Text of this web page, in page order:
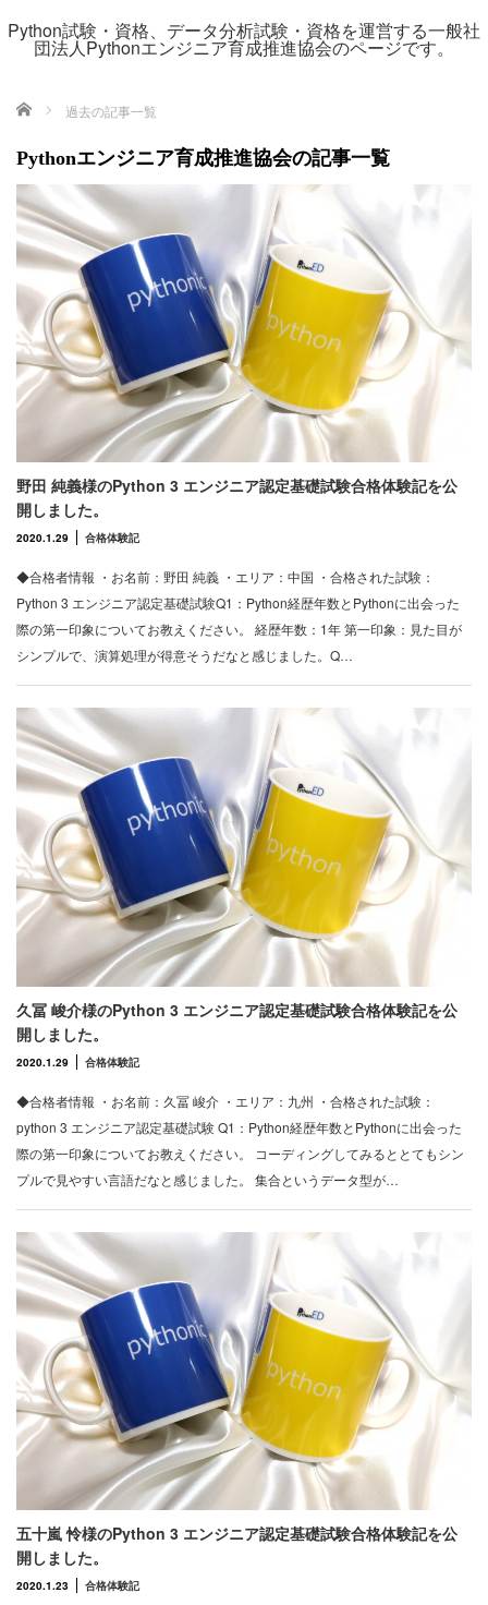
Python試験・資格、データ分析試験・資格を運営する一般社
団法人Pythonエンジニア育成推進協会のページです。
ホーム 過去の記事一覧
Pythonエンジニア育成推進協会の記事一覧
野田 純義様のPython 3 エンジニア認定基礎試験合格体験記を公
開しました。
2020.1.29 合格体験記
◆合格者情報 ・お名前：野田 純義 ・エリア：中国 ・合格された試験：
Python 3 エンジニア認定基礎試験Q1：Python経歴年数とPythonに出会った
際の第一印象についてお教えください。 経歴年数：1年 第一印象：見た目が
シンプルで、演算処理が得意そうだなと感じました。Q…
久冨 峻介様のPython 3 エンジニア認定基礎試験合格体験記を公
開しました。
2020.1.29 合格体験記
◆合格者情報 ・お名前：久冨 峻介 ・エリア：九州 ・合格された試験：
python 3 エンジニア認定基礎試験 Q1：Python経歴年数とPythonに出会った
際の第一印象についてお教えください。 コーディングしてみるととてもシン
プルで見やすい言語だなと感じました。 集合というデータ型が…
五十嵐 怜様のPython 3 エンジニア認定基礎試験合格体験記を公
開しました。
2020.1.23 合格体験記